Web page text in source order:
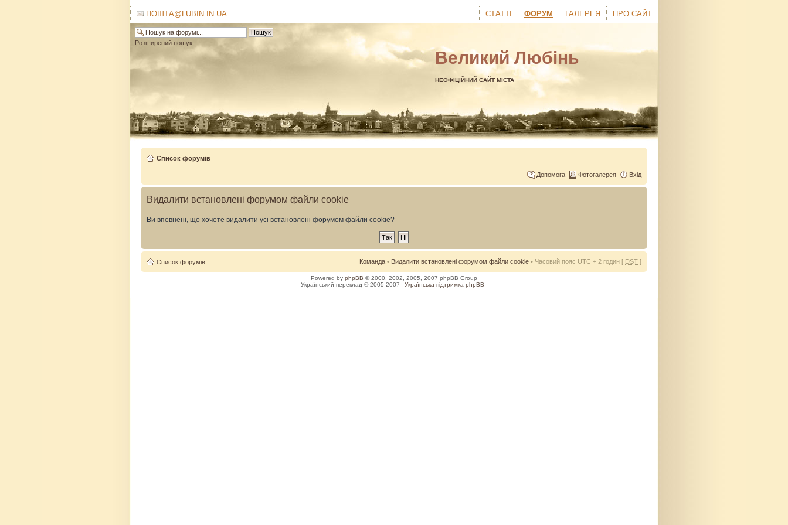
ПРО САЙТ
ГАЛЕРЕЯ
ФОРУМ
СТАТТІ
ПОШТА@LUBIN.IN.UA
Великий Любінь
НЕОФІЦІЙНИЙ САЙТ МІСТА
Розширений пошук
Список форумів
Допомога Фотогалерея Вхід
Видалити встановлені форумом файли cookie
Ви впевнені, що хочете видалити усі встановлені форумом файли cookie?
Список форумів Команда • Видалити встановлені форумом файли cookie • Часовий пояс UTC + 2 годин [ DST ]
Powered by phpBB © 2000, 2002, 2005, 2007 phpBB Group
Український переклад © 2005-2007
Українська підтримка phpBB